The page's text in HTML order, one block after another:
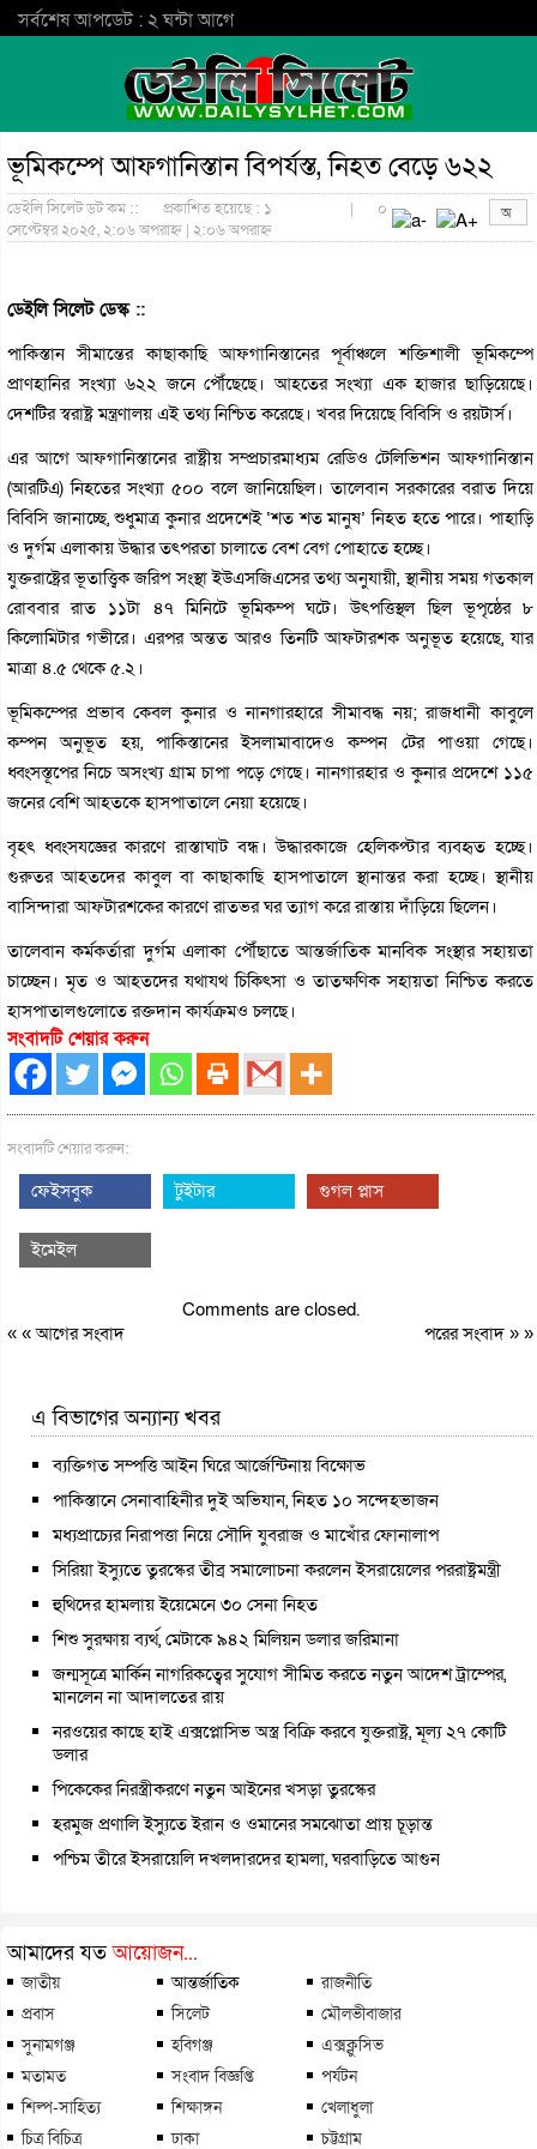
সর্বশেষ আপডেট : ২ ঘন্টা আগে
ভূমিকম্পে আফগানিস্তান বিপর্যস্ত, নিহত বেড়ে ৬২২
ডেইলি সিলেট ডট কম ::
প্রকাশিত হয়েছে : ১
সেপ্টেম্বর ২০২৫, ২:০৬ অপরাহ্ন | ২:০৬ অপরাহ্ন
| ০
ডেইলি সিলেট ডেস্ক ::
পাকিস্তান সীমান্তের কাছাকাছি আফগানিস্তানের পূর্বাঞ্চলে শক্তিশালী ভূমিকম্পে
প্রাণহানির সংখ্যা ৬২২ জনে পৌঁছেছে। আহতের সংখ্যা এক হাজার ছাড়িয়েছে।
দেশটির স্বরাষ্ট্র মন্ত্রণালয় এই তথ্য নিশ্চিত করেছে। খবর দিয়েছে বিবিসি ও রয়টার্স।
এর আগে আফগানিস্তানের রাষ্ট্রীয় সম্প্রচারমাধ্যম রেডিও টেলিভিশন আফগানিস্তান
(আরটিএ) নিহতের সংখ্যা ৫০০ বলে জানিয়েছিল। তালেবান সরকারের বরাত দিয়ে
বিবিসি জানাচ্ছে, শুধুমাত্র কুনার প্রদেশেই ‘শত শত মানুষ’ নিহত হতে পারে। পাহাড়ি
ও দুর্গম এলাকায় উদ্ধার তৎপরতা চালাতে বেশ বেগ পোহাতে হচ্ছে।
যুক্তরাষ্ট্রের ভূতাত্ত্বিক জরিপ সংস্থা ইউএসজিএসের তথ্য অনুযায়ী, স্থানীয় সময় গতকাল
রোববার রাত ১১টা ৪৭ মিনিটে ভূমিকম্প ঘটে। উৎপত্তিস্থল ছিল ভূপৃষ্ঠের ৮
কিলোমিটার গভীরে। এরপর অন্তত আরও তিনটি আফটারশক অনুভূত হয়েছে, যার
মাত্রা ৪.৫ থেকে ৫.২।
ভূমিকম্পের প্রভাব কেবল কুনার ও নানগারহারে সীমাবদ্ধ নয়; রাজধানী কাবুলে
কম্পন অনুভূত হয়, পাকিস্তানের ইসলামাবাদেও কম্পন টের পাওয়া গেছে।
ধ্বংসস্তূপের নিচে অসংখ্য গ্রাম চাপা পড়ে গেছে। নানগারহার ও কুনার প্রদেশে ১১৫
জনের বেশি আহতকে হাসপাতালে নেয়া হয়েছে।
বৃহৎ ধ্বংসযজ্ঞের কারণে রাস্তাঘাট বন্ধ। উদ্ধারকাজে হেলিকপ্টার ব্যবহৃত হচ্ছে।
গুরুতর আহতদের কাবুল বা কাছাকাছি হাসপাতালে স্থানান্তর করা হচ্ছে। স্থানীয়
বাসিন্দারা আফটারশকের কারণে রাতভর ঘর ত্যাগ করে রাস্তায় দাঁড়িয়ে ছিলেন।
তালেবান কর্মকর্তারা দুর্গম এলাকা পৌঁছাতে আন্তর্জাতিক মানবিক সংস্থার সহায়তা
চাচ্ছেন। মৃত ও আহতদের যথাযথ চিকিৎসা ও তাত্ক্ষণিক সহায়তা নিশ্চিত করতে
হাসপাতালগুলোতে রক্তদান কার্যক্রমও চলছে।
সংবাদটি শেয়ার করুন
সংবাদটি শেয়ার করুন:
ফেইসবুক টুইটার গুগল প্লাস
ইমেইল
Comments are closed.
« «আগের সংবাদ পরের সংবাদ» »
এ বিভাগের অন্যান্য খবর
ব্যক্তিগত সম্পত্তি আইন ঘিরে আর্জেন্টিনায় বিক্ষোভ
পাকিস্তানে সেনাবাহিনীর দুই অভিযান, নিহত ১০ সন্দেহভাজন
মধ্যপ্রাচ্যের নিরাপত্তা নিয়ে সৌদি যুবরাজ ও মাখোঁর ফোনালাপ
সিরিয়া ইস্যুতে তুরস্কের তীব্র সমালোচনা করলেন ইসরায়েলের পররাষ্ট্রমন্ত্রী
হুথিদের হামলায় ইয়েমেনে ৩০ সেনা নিহত
শিশু সুরক্ষায় ব্যর্থ, মেটাকে ৯৪২ মিলিয়ন ডলার জরিমানা
জন্মসূত্রে মার্কিন নাগরিকত্বের সুযোগ সীমিত করতে নতুন আদেশ ট্রাম্পের,
মানলেন না আদালতের রায়
নরওয়ের কাছে হাই এক্সপ্লোসিভ অস্ত্র বিক্রি করবে যুক্তরাষ্ট্র, মূল্য ২৭ কোটি
ডলার
পিকেকের নিরস্ত্রীকরণে নতুন আইনের খসড়া তুরস্কের
হরমুজ প্রণালি ইস্যুতে ইরান ও ওমানের সমঝোতা প্রায় চূড়ান্ত
পশ্চিম তীরে ইসরায়েলি দখলদারদের হামলা, ঘরবাড়িতে আগুন
আমাদের যতআয়োজন...
জাতীয় আন্তর্জাতিক
রাজনীতি
প্রবাস
সিলেট
মৌলভীবাজার
সুনামগঞ্জ
হবিগঞ্জ
এক্সক্লুসিভ
মতামত
সংবাদ বিজ্ঞপ্তি
পর্যটন
শিল্প-সাহিত্য
শিক্ষাঙ্গন
খেলাধুলা
চিত্র বিচিত্র
ঢাকা চট্টগ্রাম